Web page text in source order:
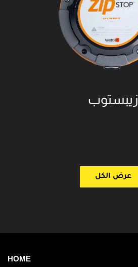
اطلب الان
زيبستوب
عرض الكل
HOME